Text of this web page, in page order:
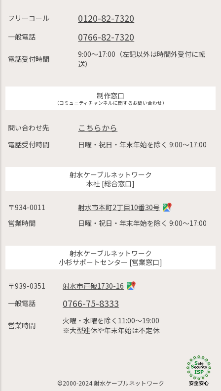
フリーコール 0120-82-7320
一般電話 0766-82-7320
電話受付時間
9:00〜17:00（左記以外は時間外受付に転
送）
制作窓口
（コミュニティチャンネルに関するお問い合わせ）
問い合わせ先 こちらから
電話受付時間 日曜・祝日・年末年始を除く 9:00〜17:00
射水ケーブルネットワーク
本社 [総合窓口]
〒934-0011
射水市本町2丁目10番30号
営業時間
日曜・祝日・年末年始を除く 9:00〜17:00
射水ケーブルネットワーク
小杉サポートセンター [営業窓口]
〒939-0351
射水市戸破1730-16
一般電話
0766-75-8333
営業時間
火曜・水曜を除く11:00〜19:00
※大型連休や年末年始は不定休
©2000-2024 射水ケーブルネットワーク